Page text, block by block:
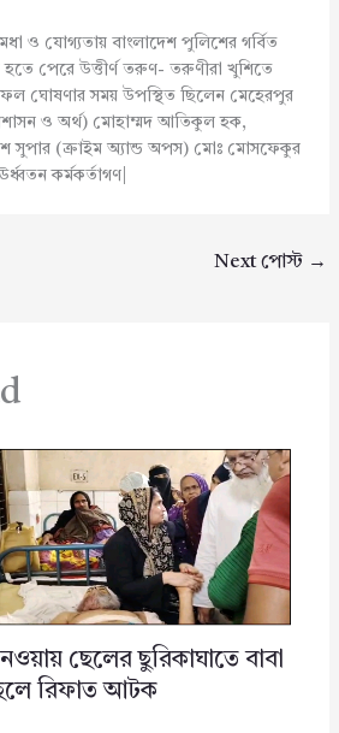
ও যোগ্যতায় বাংলাদেশ পুলিশের গর্বিত
হতে পেরে উত্তীর্ণ তরুণ- তরুণীরা খুশিতে
ঘোষণার সময় উপস্থিত ছিলেন মেহেরপুর
ও অর্থ) মোহাম্মদ আতিকুল হক,
সুপার (ক্রাইম অ্যান্ড অপস) মোঃ মোসফেকুর
কর্মকর্তাগণ|
Next পোস্ট →
ছেলের ছুরিকাঘাতে বাবা
রিফাত আটক